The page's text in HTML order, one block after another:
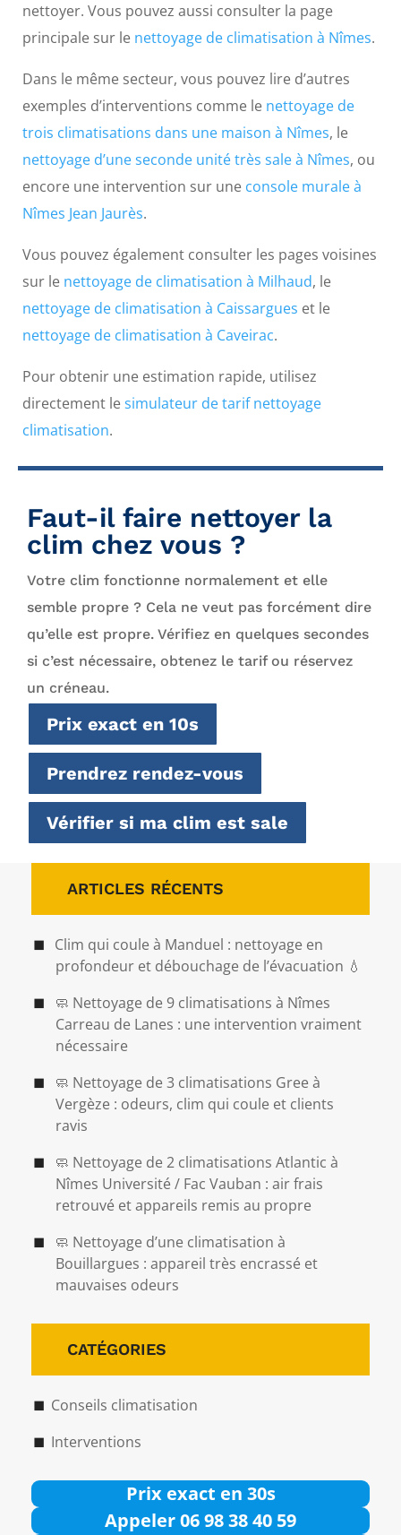
nettoyer. Vous pouvez aussi consulter la page
principale sur le nettoyage de climatisation à Nîmes.
Dans le même secteur, vous pouvez lire d’autres
exemples d’interventions comme le nettoyage de
trois climatisations dans une maison à Nîmes, le
nettoyage d’une seconde unité très sale à Nîmes, ou
encore une intervention sur une console murale à
Nîmes Jean Jaurès.
Vous pouvez également consulter les pages voisines
sur le nettoyage de climatisation à Milhaud, le
nettoyage de climatisation à Caissargues et le
nettoyage de climatisation à Caveirac.
Pour obtenir une estimation rapide, utilisez
directement lesimulateur de tarif nettoyage
climatisation.
Faut-il faire nettoyer la
clim chez vous ?
Votre clim fonctionne normalement et elle
semble propre ? Cela ne veut pas forcément dire
qu’elle est propre. Vérifiez en quelques secondes
si c’est nécessaire, obtenez le tarif ou réservez
un créneau.
Prix exact en 10s
Prendrez rendez-vous
Vérifier si ma clim est sale
ARTICLES RÉCENTS
Clim qui coule à Manduel : nettoyage en
profondeur et débouchage de l’évacuation 💧
🧼 Nettoyage de 9 climatisations à Nîmes
Carreau de Lanes : une intervention vraiment
nécessaire
🧼 Nettoyage de 3 climatisations Gree à
Vergèze : odeurs, clim qui coule et clients
ravis
🧼 Nettoyage de 2 climatisations Atlantic à
Nîmes Université / Fac Vauban : air frais
retrouvé et appareils remis au propre
🧼 Nettoyage d’une climatisation à
Bouillargues : appareil très encrassé et
mauvaises odeurs
CATÉGORIES
Conseils climatisation
Interventions
Prix exact en 30s
Appeler 06 98 38 40 59